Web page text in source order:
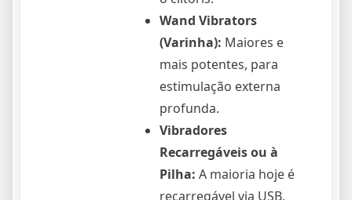
Wand Vibrators
(Varinha): Maiores e
mais potentes, para
estimulação externa
profunda.
Vibradores
Recarregáveis ou à
Pilha: A maioria hoje é
recarregável via USB.